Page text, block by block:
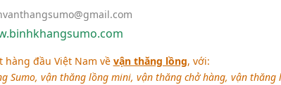
hàng đầu Việt Nam về vận thăng lồng, với:
Sumo, vận thăng lồng mini, vận thăng chở hàng, vận thăng